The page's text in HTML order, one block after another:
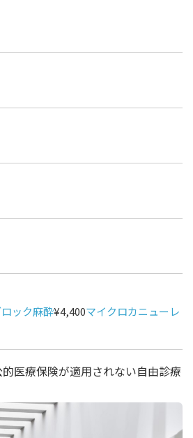
ロック麻酔¥4,400マイクロカニューレ
医療保険が適用されない自由診療